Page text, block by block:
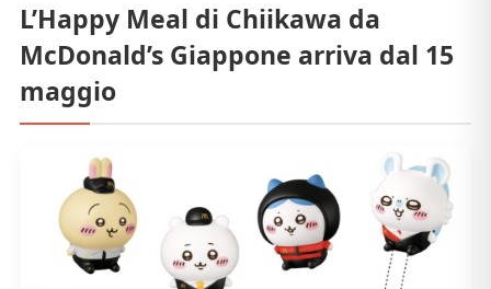
L’Happy Meal di Chiikawa da
McDonald’s Giappone arriva dal 15
maggio